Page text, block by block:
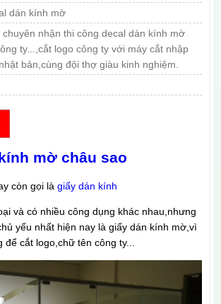
dán kính mờ
chuyên nhận thi công decal dán kính mờ
ty...,cắt logo công ty với máy cắt nhập
bản,cùng đội thợ giàu kinh nghiệm.
mờ châu sao
còn gọi là giấy dán kính
và có nhiều công dụng khác nhau,nhưng
yếu nhất hiện nay là giấy dán kính mờ,vì
cắt logo,chữ tên công ty...